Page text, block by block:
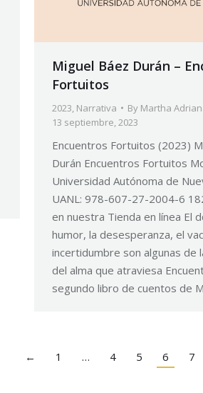
Miguel Báez Durán –
Fortuitos
2023, Narrativa By Martha
13 septiembre, 2023
Encuentros Fortuitos (2023)
Durán Encuentros Fortuitos
Universidad Autónoma de
UANL: 978-607-27-2004-6
en nuestra Tienda en línea El
humor, la desesperanza, el
incertidumbre son algunas de
del alma que atraviesa
segundo libro de cuentos de
← 1 … 4 5 6 7